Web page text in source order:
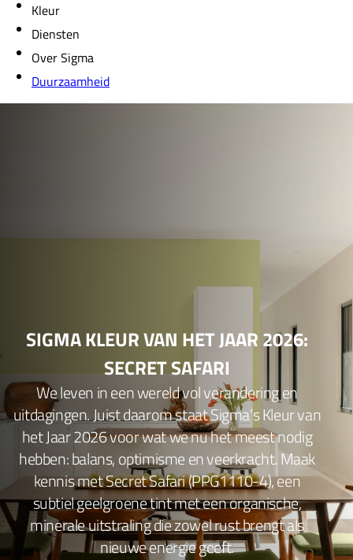
Kleur
Diensten
Over Sigma
Duurzaamheid
SIGMA KLEUR VAN HET JAAR 2026:
SECRET SAFARI
We leven in een wereld vol verandering en
uitdagingen. Juist daarom staat Sigma’s Kleur van
het Jaar 2026 voor wat we nu het meest nodig
hebben: balans, optimisme en veerkracht. Maak
kennis met Secret Safari (PPG1110-4), een
subtiel geelgroene tint met een organische,
minerale uitstraling die zowel rust brengt als
nieuwe energie geeft.